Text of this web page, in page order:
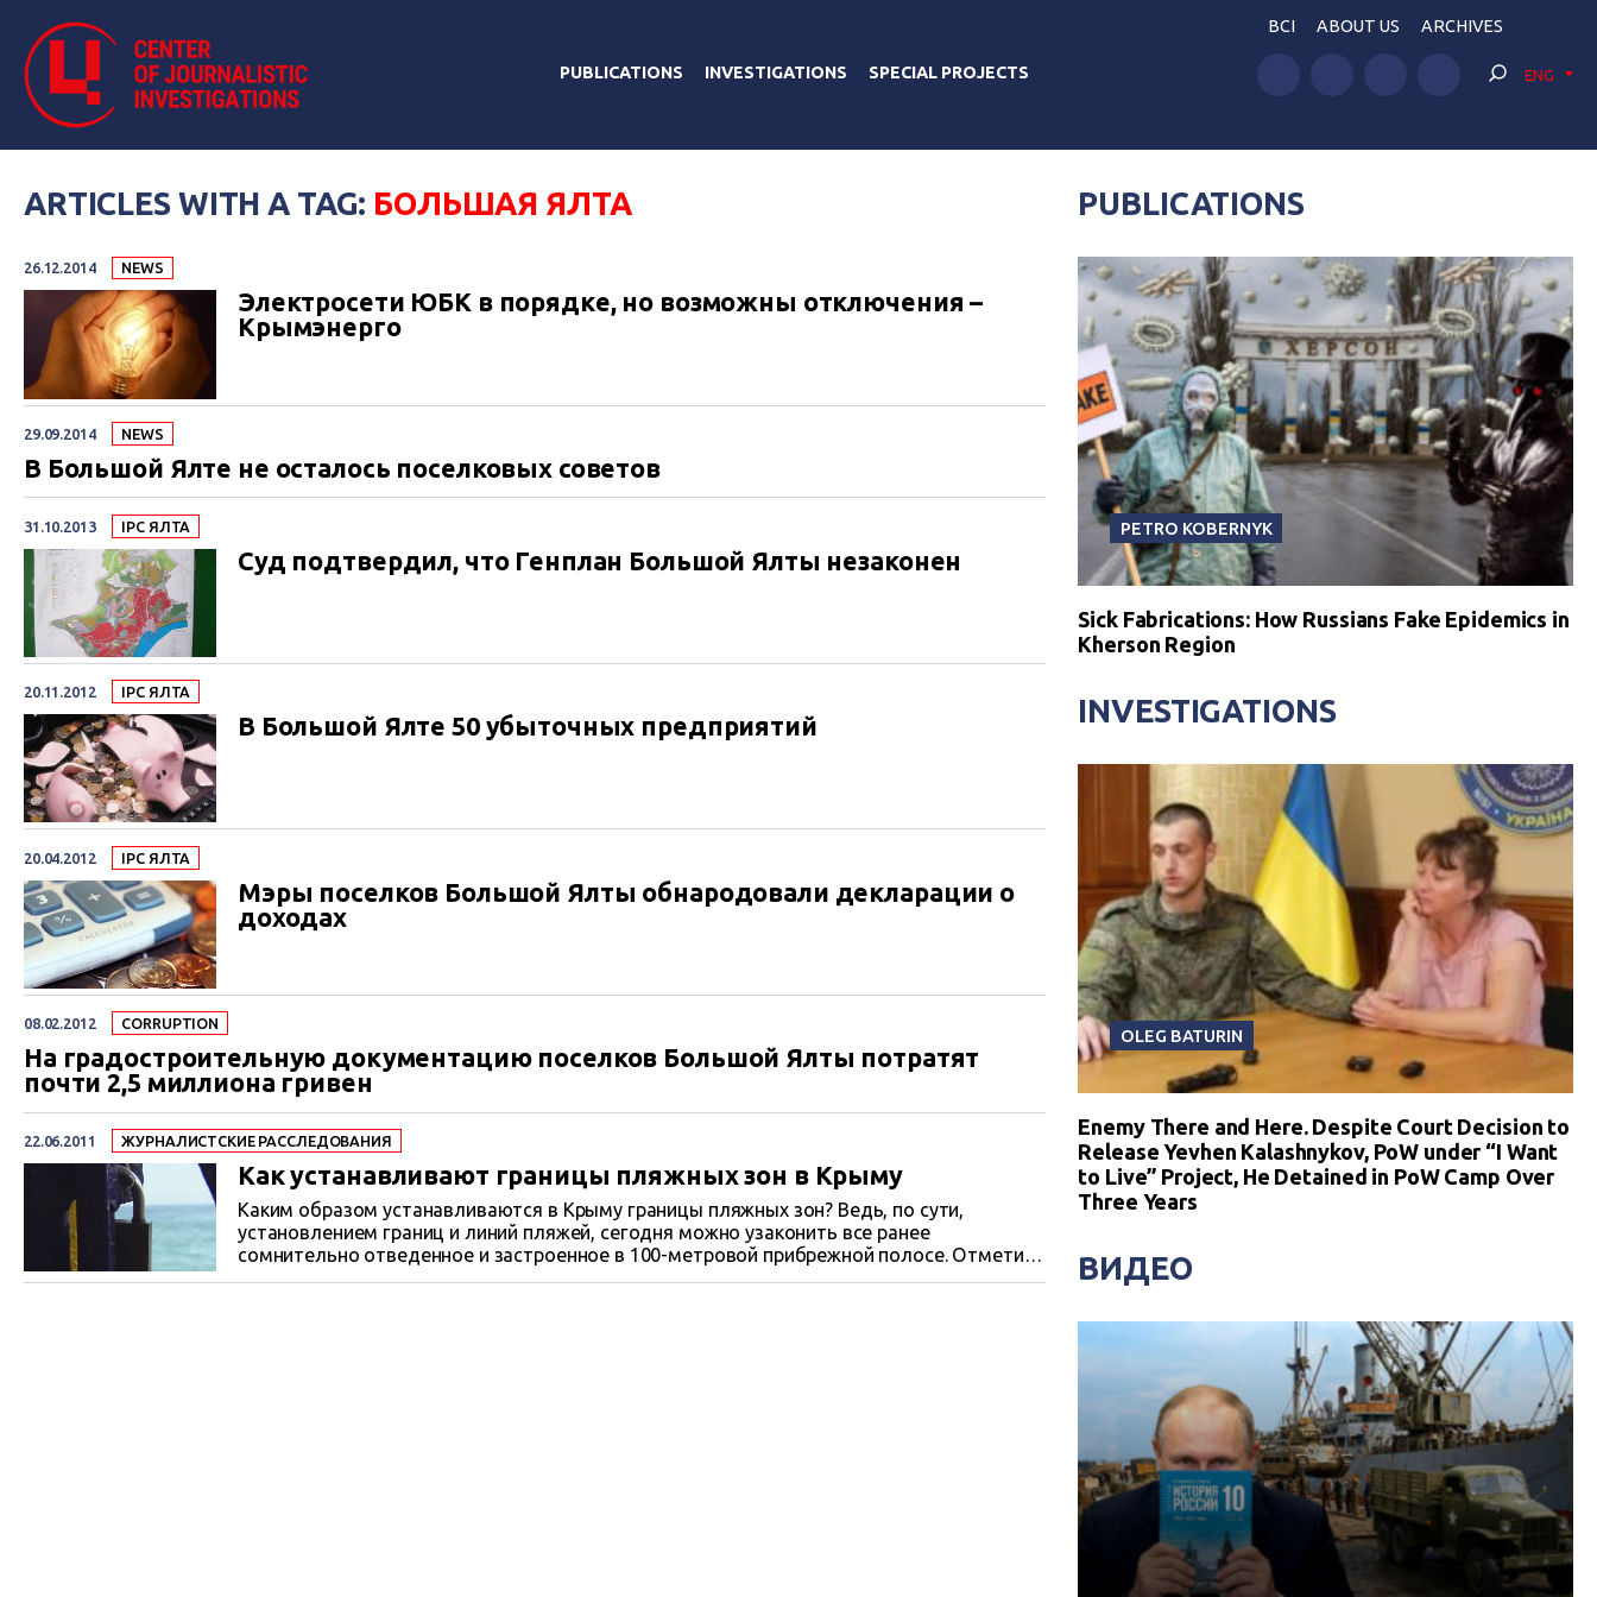
PUBLICATIONS INVESTIGATIONS SPECIAL PROJECTS
BCI ABOUT US ARCHIVES
ENG
ARTICLES WITH A TAG: БОЛЬШАЯ ЯЛТА
26.12.2014 NEWS
Электросети ЮБК в порядке, но возможны отключения –
Крымэнерго
29.09.2014 NEWS
В Большой Ялте не осталось поселковых советов
31.10.2013 IPC ЯЛТА
Суд подтвердил, что Генплан Большой Ялты незаконен
20.11.2012 IPC ЯЛТА
В Большой Ялте 50 убыточных предприятий
20.04.2012 IPC ЯЛТА
Мэры поселков Большой Ялты обнародовали декларации о
доходах
08.02.2012 СORRUPTION
На градостроительную документацию поселков Большой Ялты потратят
почти 2,5 миллиона гривен
22.06.2011 ЖУРНАЛИСТСКИЕ РАССЛЕДОВАНИЯ
Как устанавливают границы пляжных зон в Крыму
Каким образом устанавливаются в Крыму границы пляжных зон? Ведь, по сути,
установлением границ и линий пляжей, сегодня можно узаконить все ранее
сомнительно отведенное и застроенное в 100-метровой прибрежной полосе. Отметим,
что вслед за Ялтой, которая первой установила границы пляжной зоны, сегодня
PUBLICATIONS
PETRO KOBERNYK
Sick Fabrications: How Russians Fake Epidemics in
Kherson Region
INVESTIGATIONS
OLEG BATURIN
Enemy There and Here. Despite Court Decision to
Release Yevhen Kalashnykov, PoW under “I Want
to Live” Project, He Detained in PoW Camp Over
Three Years
ВИДЕО